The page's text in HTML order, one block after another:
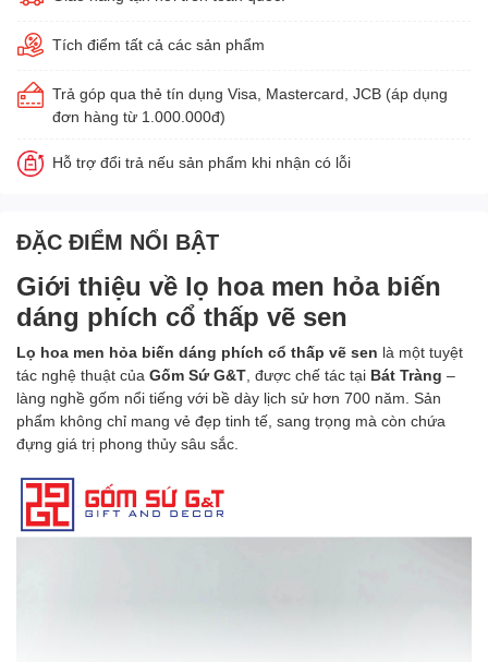
Tích điểm tất cả các sản phẩm
Trả góp qua thẻ tín dụng Visa, Mastercard, JCB (áp dụng
đơn hàng từ 1.000.000đ)
Hỗ trợ đổi trả nếu sản phẩm khi nhận có lỗi
ĐẶC ĐIỂM NỔI BẬT
Giới thiệu về lọ hoa men hỏa biến
dáng phích cổ thấp vẽ sen
Lọ hoa men hỏa biến dáng phích cổ thấp vẽ sen là một tuyệt
tác nghệ thuật của Gốm Sứ G&T , được chế tác tại Bát Tràng –
làng nghề gốm nổi tiếng với bề dày lịch sử hơn 700 năm. Sản
phẩm không chỉ mang vẻ đẹp tinh tế, sang trọng mà còn chứa
đựng giá trị phong thủy sâu sắc.